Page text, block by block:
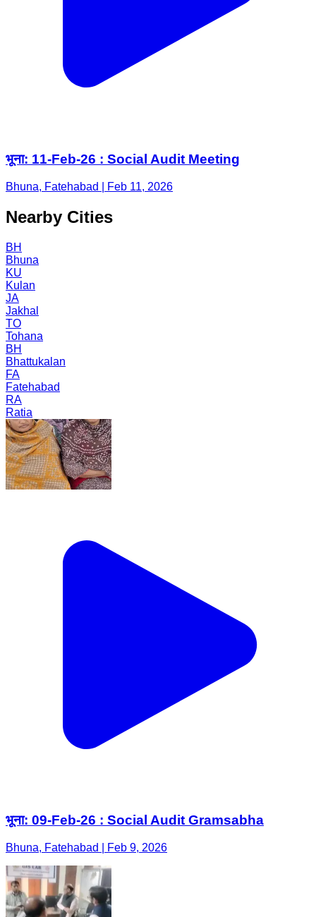
भूना: 11-Feb-26 : Social Audit Meeting
Bhuna, Fatehabad | Feb 11, 2026
Nearby Cities
BH
Bhuna
KU
Kulan
JA
Jakhal
TO
Tohana
BH
Bhattukalan
FA
Fatehabad
RA
Ratia
भूना: 09-Feb-26 : Social Audit Gramsabha
Bhuna, Fatehabad | Feb 9, 2026